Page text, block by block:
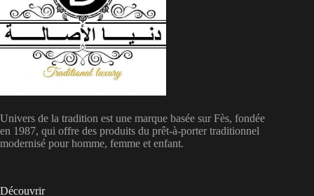
Univers de la tradition est une marque basée sur Fès, fondée
en 1987, qui offre des produits du prêt-à-porter traditionnel
modernisé pour homme, femme et enfant.
Découvrir